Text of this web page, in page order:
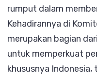
rumput dalam
Kehadirannya di
merupakan bagian
untuk memperkuat
khususnya